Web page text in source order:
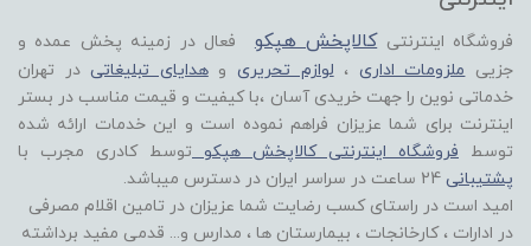
فروشگاه اینترنتی کالاپخش هپکو
فعال در زمینه پخش عمده و
جزیی ملزومات اداری ، لوازم تحریری وهدایای تبلیغاتیدر تهران
خدماتی نوین را جهت خریدی آسان ،با کیفیت و قیمت مناسب در بستر
اینترنت برای شما عزیزان فراهم نموده است و این خدمات ارائه شده
توسط فروشگاه اینترنتی کالاپخش هپکو
توسط کادری مجرب با
پشتیبانی
امید است در راستای کسب رضایت شما عزیزان در تامین اقلام مصرفی
در ادارات ، کارخانجات ، بیمارستان ها ، مدارس و... قدمی مفید برداشته